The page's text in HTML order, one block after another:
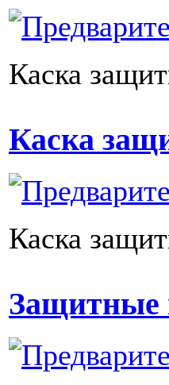
Каска
Каска
Каска